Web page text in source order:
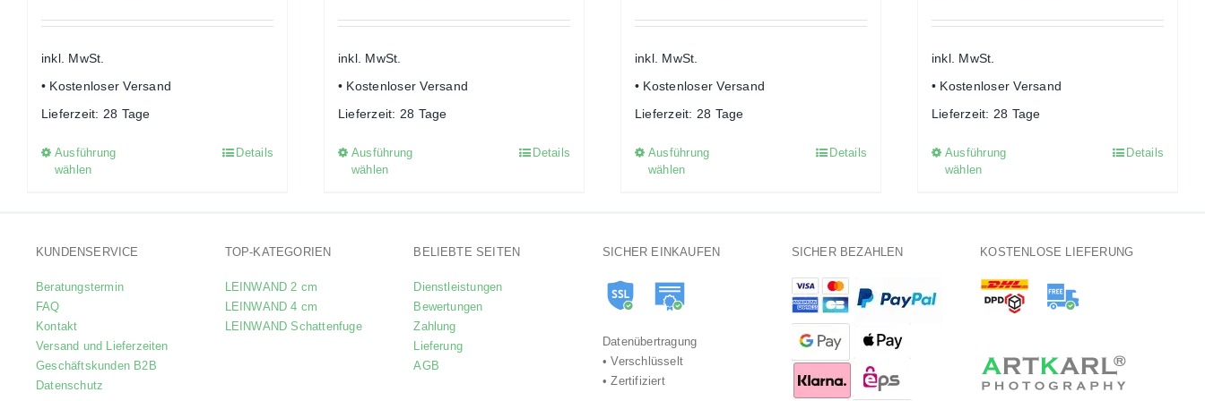
inkl. MwSt.
• Kostenloser Versand
Lieferzeit: 28 Tage
Ausführung
wählen
können
auf
Details
inkl. MwSt.
• Kostenloser Versand
Lieferzeit: 28 Tage
Ausführung
wählen
Varianten
Optionen
können
Details
inkl. MwSt.
• Kostenloser Versand
Lieferzeit: 28 Tage
Ausführung
wählen
Varianten
Optionen
Details
inkl. MwSt.
• Kostenloser Versand
Lieferzeit: 28 Tage
Ausführung
wählen
Varianten
Die
auf
Details
KUNDENSERVICE
Beratungstermin
FAQ
Kontakt
Versand und Lieferzeiten
Geschäftskunden B2B
Datenschutz
TOP-KATEGORIEN
LEINWAND 2 cm
LEINWAND 4 cm
LEINWAND Schattenfuge
BELIEBTE SEITEN
Dienstleistungen
Bewertungen
Zahlung
Lieferung
AGB
SICHER EINKAUFEN
Datenübertragung
• Verschlüsselt
• Zertifiziert
SICHER BEZAHLEN KOSTENLOSE LIEFERUNG